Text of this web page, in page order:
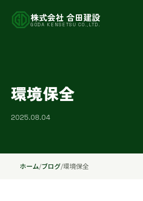
株式会社 合田建設
GODA KENSETSU CO.,LTD.
環境保全
2025.08.04
ホーム/ブログ/環境保全